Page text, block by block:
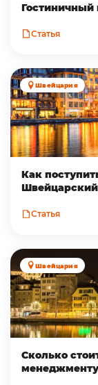
Статья
Швейцария
Как
Швейцарский
Статья
Швейцария
Сколько